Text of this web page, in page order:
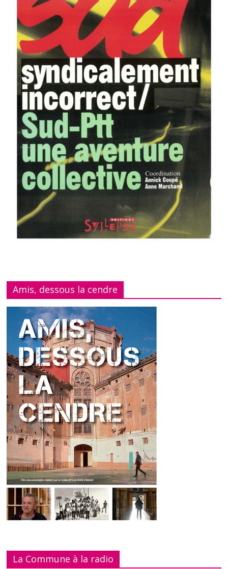
Amis, dessous la cendre
La Commune à la radio